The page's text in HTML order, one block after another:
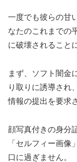
一度でも彼らの甘
なたのこれまでの
に破壊されること
まず、ソフト闇金
り取りに誘導され
情報の提出を要求
顔写真付きの身分
「セルフィー画
口に過ぎません。